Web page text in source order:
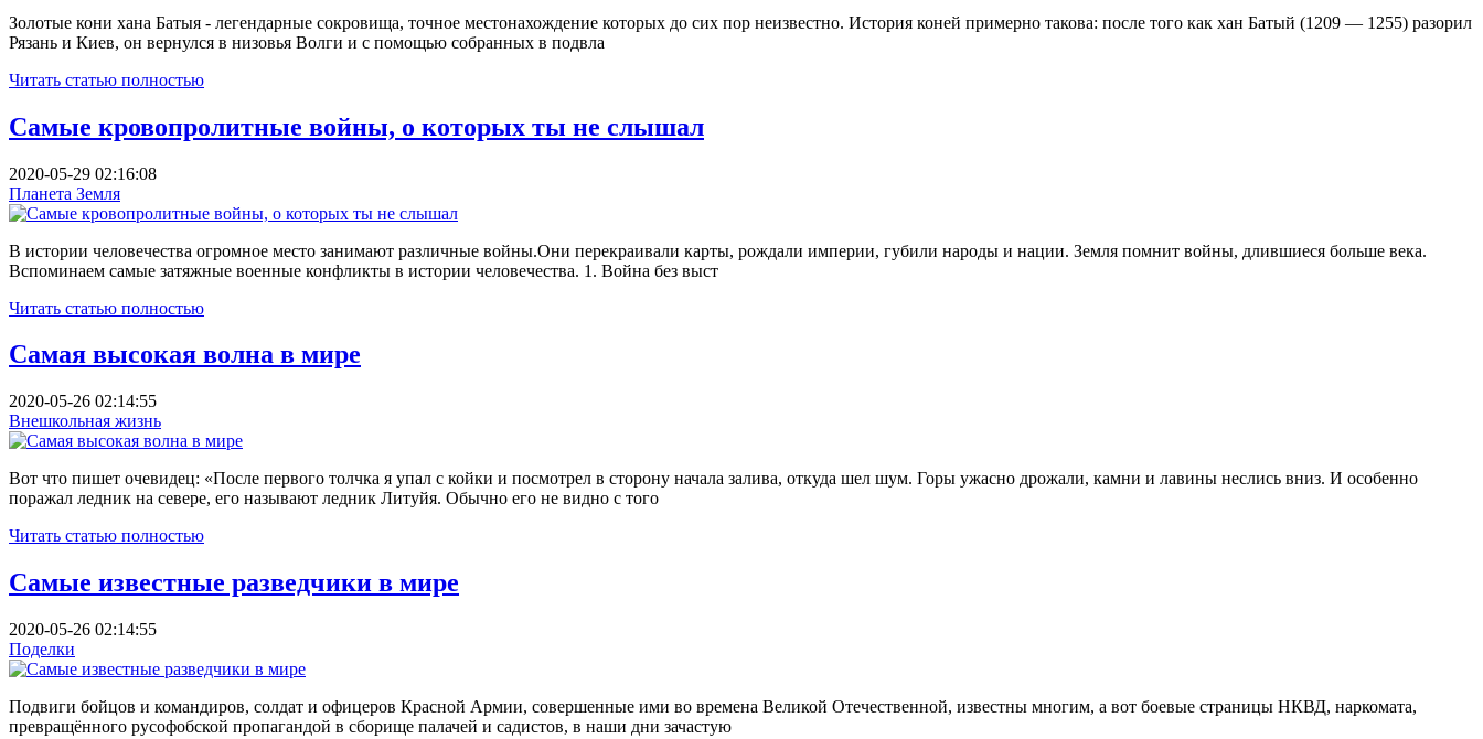
Золотые кони хана Батыя - легендарные сокровища, точное местонахождение которых до сих пор неизвестно. История коней примерно такова: после того как хан Батый (1209 — 1255) разорил
Рязань и Киев, он вернулся в низовья Волги и с помощью собранных в подвла
Читать статью полностью
Самые кровопролитные войны, о которых ты не слышал
2020-05-29 02:16:08
Планета Земля
В истории человечества огромное место занимают различные войны.Они перекраивали карты, рождали империи, губили народы и нации. Земля помнит войны, длившиеся больше века.
Вспоминаем самые затяжные военные конфликты в истории человечества. 1. Война без выст
Читать статью полностью
Самая высокая волна в мире
2020-05-26 02:14:55
Внешкольная жизнь
Вот что пишет очевидец: «После первого толчка я упал с койки и посмотрел в сторону начала залива, откуда шел шум. Горы ужасно дрожали, камни и лавины неслись вниз. И особенно
поражал ледник на севере, его называют ледник Литуйя. Обычно его не видно с того
Читать статью полностью
Самые известные разведчики в мире
2020-05-26 02:14:55
Поделки
Подвиги бойцов и командиров, солдат и офицеров Красной Армии, совершенные ими во времена Великой Отечественной, известны многим, а вот боевые страницы НКВД, наркомата,
превращённого русофобской пропагандой в сборище палачей и садистов, в наши дни зачастую